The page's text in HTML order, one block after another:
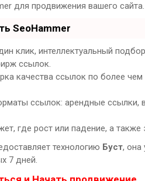
для продвижения вашего сайта.
SeoHammer
клик, интеллектуальный
ссылок.
качества ссылок по более
ссылок: арендные ссылки,
где рост или падение, а
технологию Буст, она
7 дней.